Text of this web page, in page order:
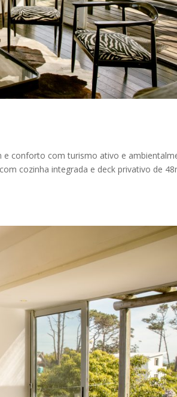
e conforto com turismo ativo e
cozinha integrada e deck privativo de